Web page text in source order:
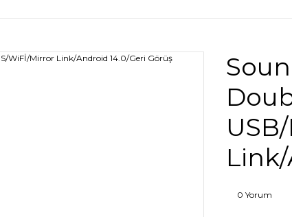
0 Yorum